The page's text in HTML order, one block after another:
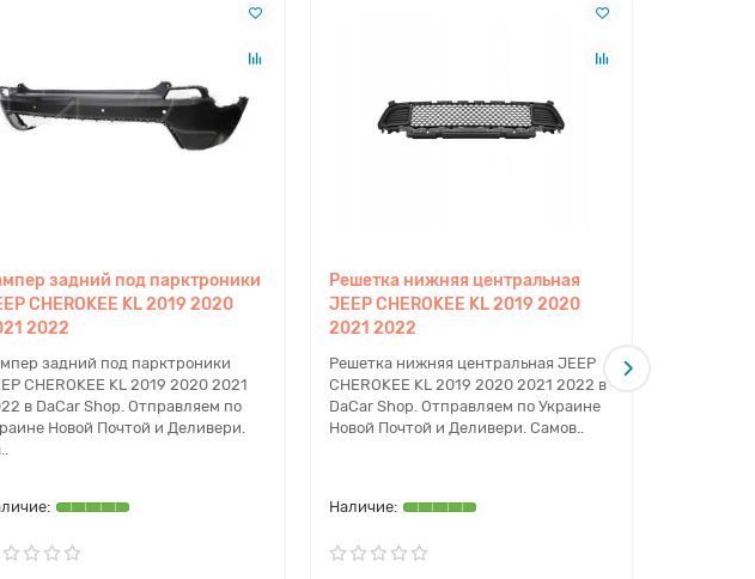
задний под парктроники
CHEROKEE KL 2019 2020
2022
задний под парктроники
CHEROKEE KL 2019 2020 2021
в DaCar Shop. Отправляем по
Новой Почтой и Деливери.
Решетка нижняя центральная
JEEP CHEROKEE KL 2019 2020
2021 2022
Решетка нижняя центральная JEEP
CHEROKEE KL 2019 2020 2021 2022 в
DaCar Shop. Отправляем по Украине
Новой Почтой и Деливери. Самов..